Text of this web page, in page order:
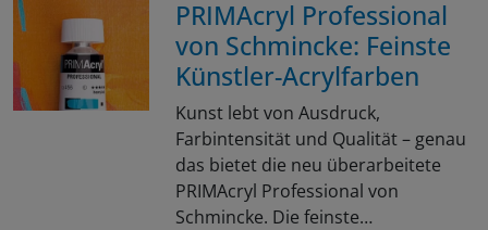
PRIMAcryl Professional
von Schmincke: Feinste
Künstler-Acrylfarben
Kunst lebt von Ausdruck,
Farbintensität und Qualität – genau
das bietet die neu überarbeitete
PRIMAcryl Professional von
Schmincke. Die feinste…